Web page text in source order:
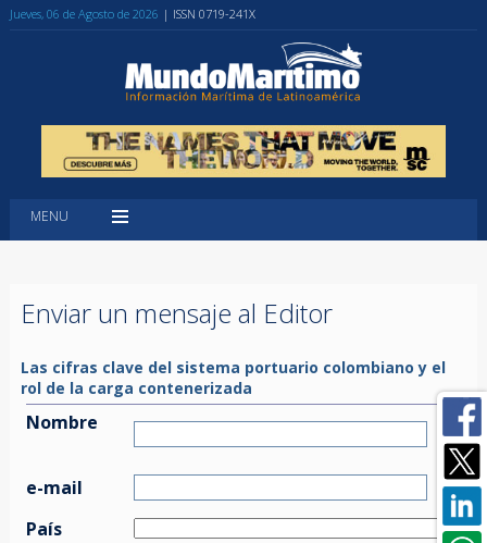
Jueves, 06 de Agosto de 2026 | ISSN 0719-241X
MENU
Enviar un mensaje al Editor
Las cifras clave del sistema portuario colombiano y el
rol de la carga contenerizada
Nombre
e-mail
País